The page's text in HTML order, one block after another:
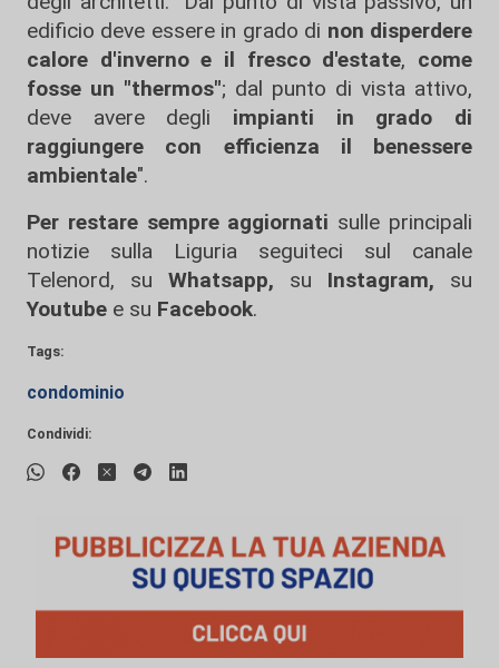
edificio deve essere in grado di non disperdere
calore d'inverno e il fresco d'estate, come
fosse un "thermos"; dal punto di vista attivo,
deve avere degli impianti in grado di
raggiungere con efficienza il benessere
ambientale".
Per restare sempre aggiornati sulle principali
notizie sulla Liguria seguiteci sul canale
Telenord, su
Whatsapp, su Instagram, su
Youtube e su Facebook.
Tags:
condominio
Condividi: